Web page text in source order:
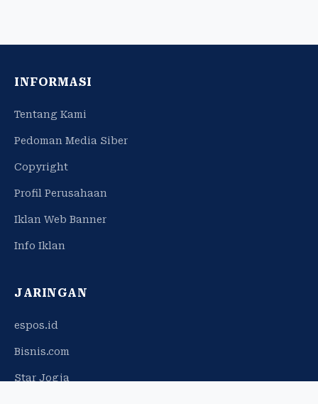
INFORMASI
Tentang Kami
Pedoman Media Siber
Copyright
Profil Perusahaan
Iklan Web Banner
Info Iklan
JARINGAN
espos.id
Bisnis.com
Star Jogja